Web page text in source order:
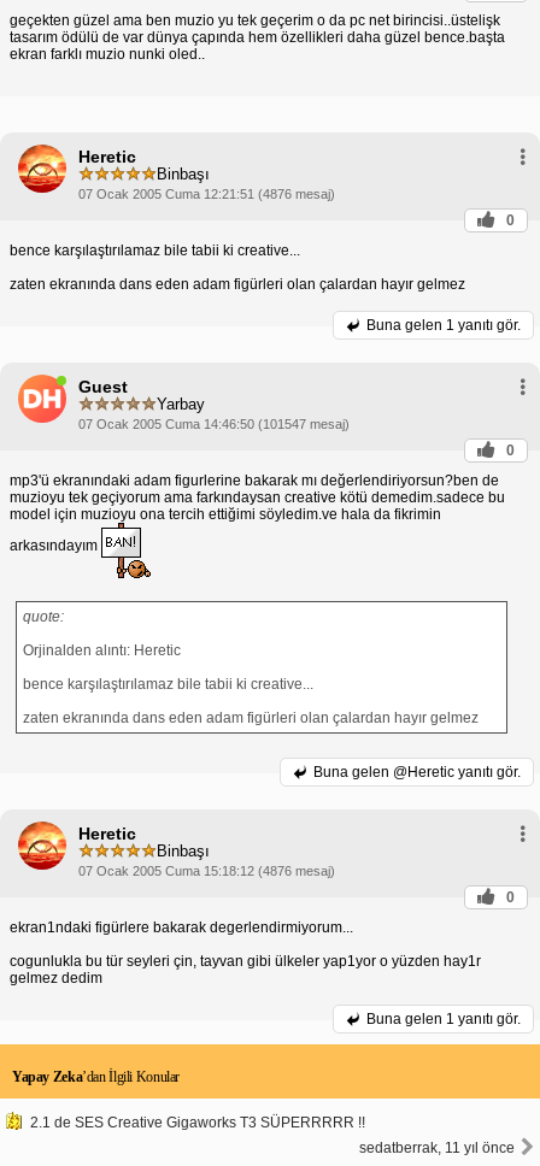
geçekten güzel ama ben muzio yu tek geçerim o da pc net birincisi..üstelişk
tasarım ödülü de var dünya çapında hem özellikleri daha güzel bence.başta
ekran farklı muzio nunki oled..
Heretic
Binbaşı
07 Ocak 2005 Cuma 12:21:51 (4876 mesaj)
0
bence karşılaştırılamaz bile tabii ki creative...
zaten ekranında dans eden adam figürleri olan çalardan hayır gelmez
Buna gelen 1 yanıtı gör.
Guest
Yarbay
07 Ocak 2005 Cuma 14:46:50 (101547 mesaj)
0
mp3'ü ekranındaki adam figurlerine bakarak mı değerlendiriyorsun?ben de
muzioyu tek geçiyorum ama farkındaysan creative kötü demedim.sadece bu
model için muzioyu ona tercih ettiğimi söyledim.ve hala da fikrimin
arkasındayım
quote:
Orjinalden alıntı: Heretic
bence karşılaştırılamaz bile tabii ki creative...
zaten ekranında dans eden adam figürleri olan çalardan hayır gelmez
Buna gelen @Heretic yanıtı gör.
Heretic
Binbaşı
07 Ocak 2005 Cuma 15:18:12 (4876 mesaj)
0
ekran1ndaki figürlere bakarak degerlendirmiyorum...
cogunlukla bu tür seyleri çin, tayvan gibi ülkeler yap1yor o yüzden hay1r
gelmez dedim
Buna gelen 1 yanıtı gör.
Yapay Zeka’dan İlgili Konular
2.1 de SES Creative Gigaworks T3 SÜPERRRRR !!
sedatberrak, 11 yıl önce